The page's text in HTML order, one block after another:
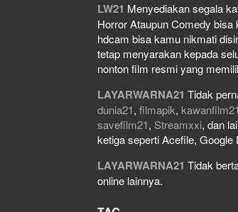
LW21 Menyediakan segala
Horror Ataupun Comedy
hdcam bisa kamu nikmati
tetap menyarakan kepada
nonton film resmi yang
LAYARWARNA21 Tidak
dunia21, filmapik, kawanfilm21
savefilm21, Streamxxi, dan
ketiga seperti Acefile,
LAYARWARNA21 Tidak
online lainnya.